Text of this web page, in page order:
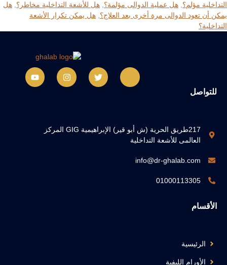
التداخلية مؤلم؟, هل عملية الدوالى مؤلمة؟, هل للأشعة التداخلية مخاطر؟, هل
يمكن أن تعود الدوالى مرة أخرى بعد العلاج؟, هل يمكن تكرار الأشعة
التداخلية؟
للتواصل
217طريق الحرية (ش أبو قير) الإبراهيمية GIG المركز
العالمى للأشعة التداخلية
info@dr-ghalab.com
01000113305
الأقسام
الرئيسية
الأورام الليفية